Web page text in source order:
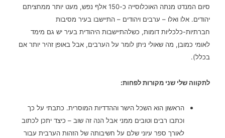
סיום המנדט מנתה האוכלוסייה כ-150 אלף נפש, מעט יותר ממחציתם
יהודים. אלו ואלו – ערבים ויהודים – התיישבו בעיר מסיבות
חברתיות-כלכליות דומות, כשלהתיישבות היהודית בעיר יש גם מימד
לאומי כמובן, מה שאולי ניתן לומר על הערבים, אבל באופן זהיר יותר אם
בכלל).
לתקווה שלי שני מקורות לפחות:
הראשון הוא השכל הישר וההדדיות המוסרית. כתבתי על כך
וכתבו רבים וטובים ממני אבל הנה זה שוב – כיצד יתכן לכתוב
לאורך ספר עיוני שלם על חשיבותה של הזהות הערבית עבור